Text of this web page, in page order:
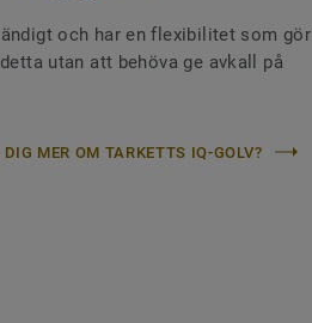
och har en flexibilitet som gör
utan att behöva ge avkall på
MER OM TARKETTS IQ-GOLV?